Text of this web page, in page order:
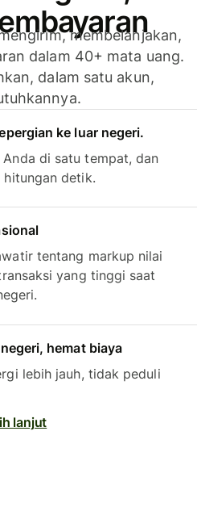
membelanjakan,
dalam 40+ mata uang.
dalam satu akun,
ke luar negeri.
di satu tempat, dan
hitungan detik.
tentang markup nilai
yang tinggi saat
hemat biaya
lebih jauh, tidak peduli
lanjut